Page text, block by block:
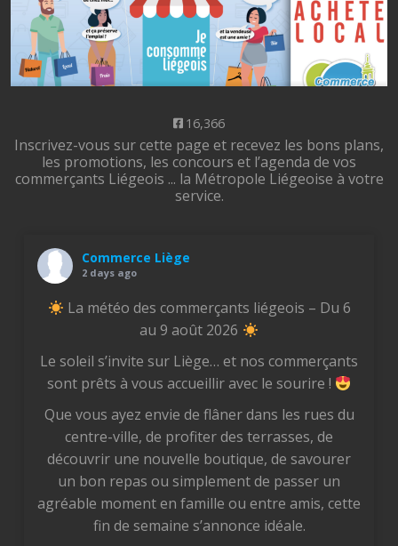
16,366
Inscrivez-vous sur cette page et recevez les bons plans,
les promotions, les concours et l’agenda de vos
commerçants Liégeois ... la Métropole Liégeoise à votre
service.
Commerce Liège
2 days ago
La météo des commerçants liégeois – Du 6
au 9 août 2026
Le soleil s’invite sur Liège… et nos commerçants
sont prêts à vous accueillir avec le sourire !
Que vous ayez envie de flâner dans les rues du
centre-ville, de profiter des terrasses, de
découvrir une nouvelle boutique, de savourer
un bon repas ou simplement de passer un
agréable moment en famille ou entre amis, cette
fin de semaine s’annonce idéale.